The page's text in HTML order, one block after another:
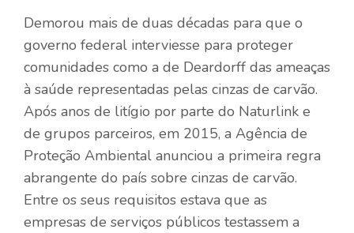
Demorou mais de duas décadas para que o
governo federal interviesse para proteger
comunidades como a de Deardorff das ameaças
à saúde representadas pelas cinzas de carvão.
Após anos de litígio por parte do Naturlink e
de grupos parceiros, em 2015, a Agência de
Proteção Ambiental anunciou a primeira regra
abrangente do país sobre cinzas de carvão.
Entre os seus requisitos estava que as
empresas de serviços públicos testassem a